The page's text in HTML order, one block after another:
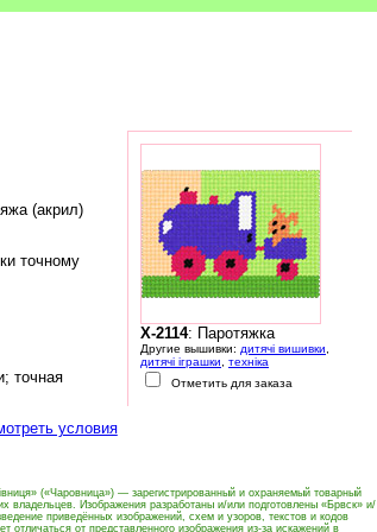
X-2114: Паротяжка
Другие вышивки: дитячі вишивки
дитячі іграшки
техніка
Отметить для заказа
(акрил)
точному
точная
условия
(«Чаровница») — зарегистрированный и охраняемый товарный
владельцев. Изображения разработаны и/или подготовлены «Брвск» и/
приведённых изображений, схем и узоров, текстов и кодов
от представленного изображения из-за искажений в